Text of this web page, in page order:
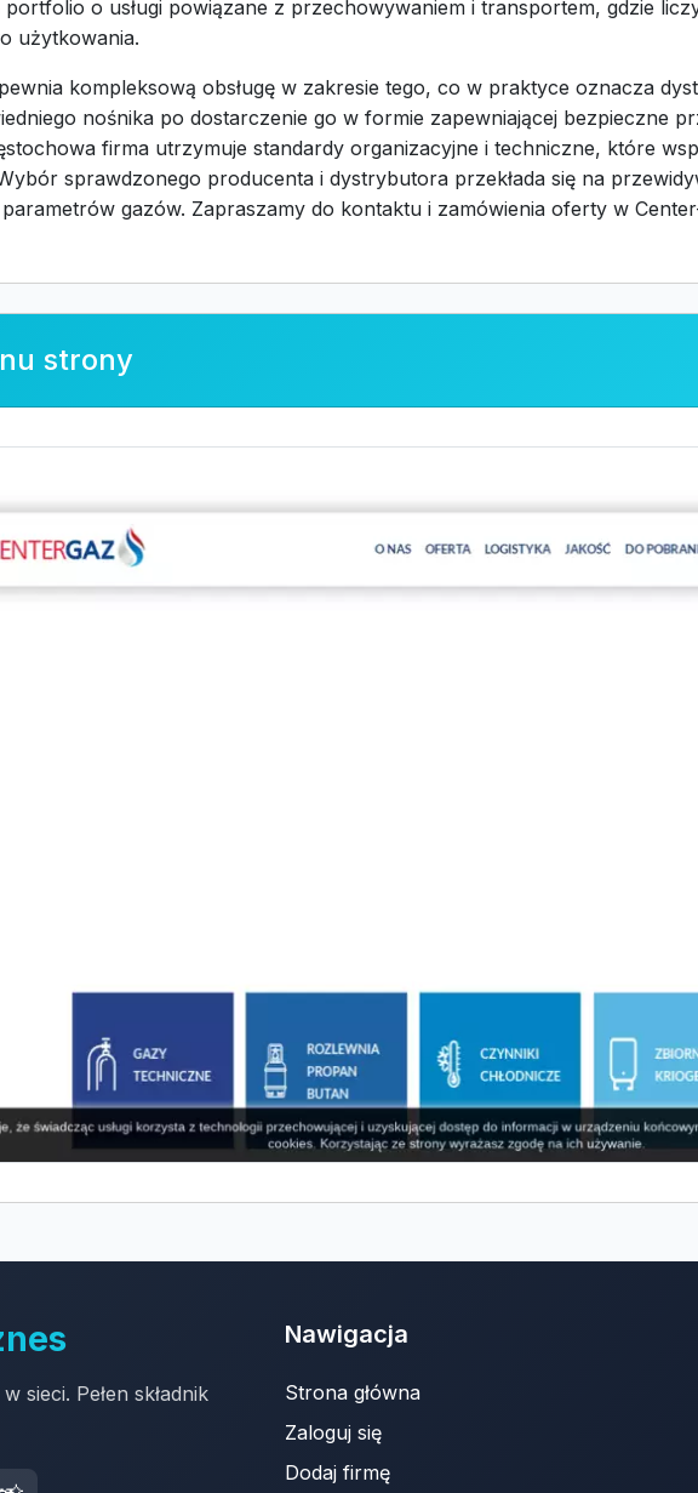
portfolio o usługi powiązane z przechowywaniem i transportem, gdzie
użytkowania.
kompleksową obsługę w zakresie tego, co w praktyce oznacza
nośnika po dostarczenie go w formie zapewniającej bezpieczne
firma utrzymuje standardy organizacyjne i techniczne, które
sprawdzonego producenta i dystrybutora przekłada się na
gazów. Zapraszamy do kontaktu i zamówienia oferty w
strony
sieci. Pełen składnik
Nawigacja
Strona główna
Zaloguj się
Dodaj firmę